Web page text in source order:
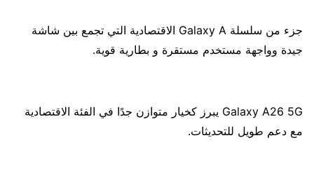
جزء من سلسلة Galaxy A الاقتصادية التي تجمع بين شاشة
جيدة وواجهة مستخدم مستقرة و بطارية قوية.
Galaxy A26 5G يبرز كخيار متوازن جدًا في الفئة الاقتصادية
مع دعم طويل للتحديثات.